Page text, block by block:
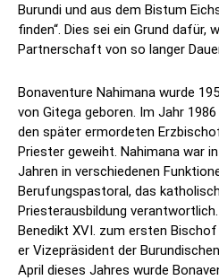
Burundi und aus dem Bistum
finden“. Dies sei ein Grund dafür,
Partnerschaft von so langer
Bonaventure Nahimana wurde
von Gitega geboren. Im Jahr
den später ermordeten
Priester geweiht. Nahimana war
Jahren in verschiedenen
Berufungspastoral, das
Priesterausbildung
Benedikt XVI. zum ersten
er Vizepräsident der
April dieses Jahres wurde